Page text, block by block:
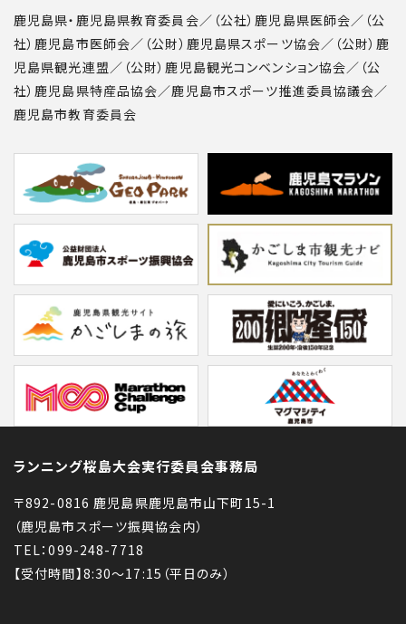
鹿児島県・鹿児島県教育委員会／（公社）鹿児島県医師会／（公
社）鹿児島市医師会／（公財）鹿児島県スポーツ協会／（公財）鹿
児島県観光連盟／（公財）鹿児島観光コンベンション協会／（公
社）鹿児島県特産品協会／鹿児島市スポーツ推進委員協議会／
鹿児島市教育委員会
ランニング桜島大会実行委員会事務局
〒892-0816 鹿児島県鹿児島市山下町15-1
（鹿児島市スポーツ振興協会内）
TEL：099-248-7718
【受付時間】8:30〜17:15（平日のみ）